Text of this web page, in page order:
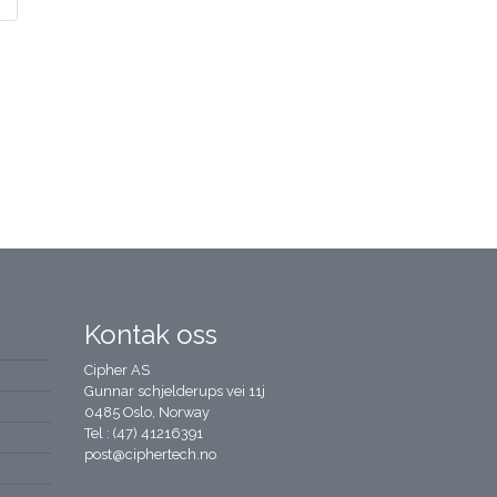
Kontak oss
Cipher AS
Gunnar schjelderups vei 11j
0485 Oslo, Norway
Tel : (47) 41216391
post@ciphertech.no